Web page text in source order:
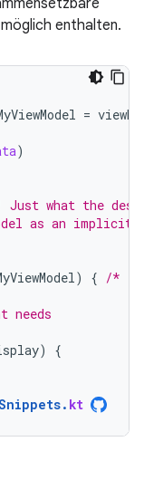
enthalten.
=
)
what the
as an implicit
) { /*
needs
)
{
. kt